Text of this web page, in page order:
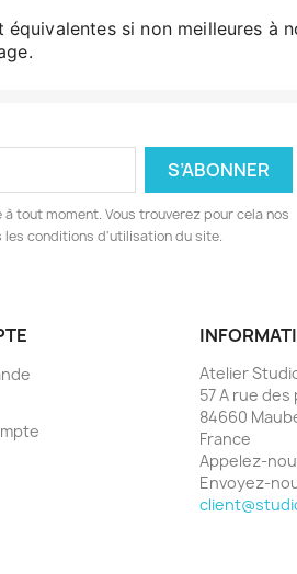
si non meilleures à
tout moment. Vous trouverez pour cela nos
conditions d'utilisation du site.
Atelier
57 A rue des
84660
France
Appelez-
Envoyez-